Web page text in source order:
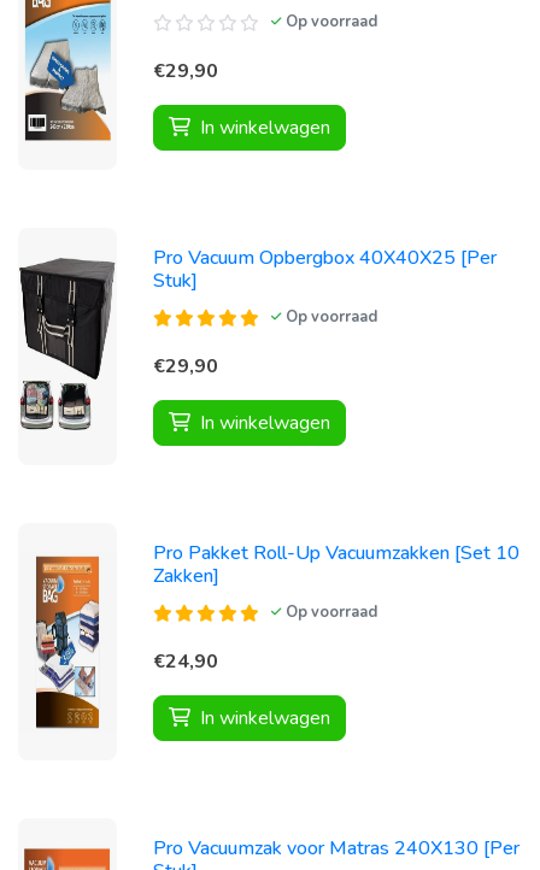
Op voorraad
€29,90
In winkelwagen
Pro Vacuum Opbergbox 40X40X25 [Per
Stuk]
Op voorraad
€29,90
In winkelwagen
Pro Pakket Roll-Up Vacuumzakken [Set 10
Zakken]
Op voorraad
€24,90
In winkelwagen
Pro Vacuumzak voor Matras 240X130 [Per